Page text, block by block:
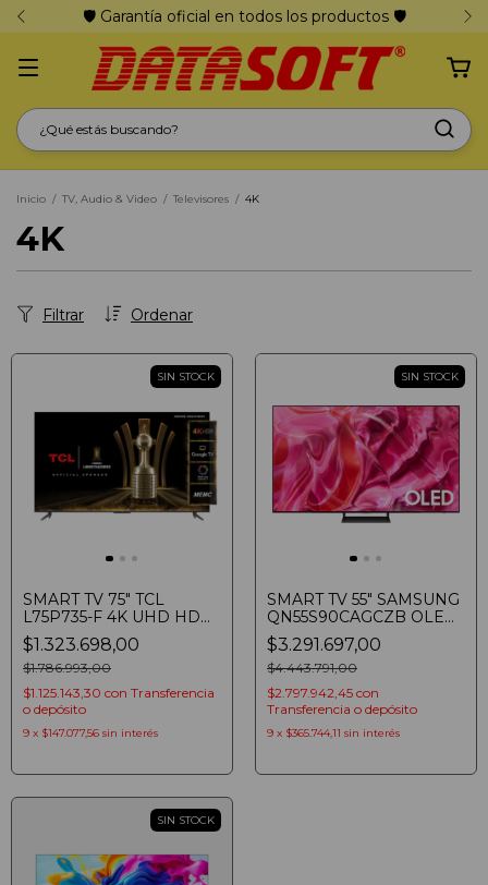
🛡️ Garantía oficial en todos los productos 🛡️
Inicio / TV, Audio & Video / Televisores / 4K
4K
Ordenar
Filtrar
SIN STOCK
SMART TV 75" TCL
L75P735-F 4K UHD HDR
GOOGLE TV
$1.323.698,00
$1.786.993,00
$1.125.143,30 con Transferencia
o depósito
9 x $147.077,56 sin interés
SIN STOCK
SMART TV 55" SAMSUNG
QN55S90CAGCZB OLED
SERIE 9 4K HDR 144HZ
GAMING
(8806094957464)
$3.291.697,00
$4.443.791,00
$2.797.942,45 con
Transferencia o depósito
9 x $365.744,11 sin interés
SIN STOCK